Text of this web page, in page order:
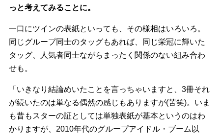
っと考えてみることに。
一口にツインの表紙といっても、その様相はいろいろ。
同じグループ同士のタッグもあれば、同じ栄冠に輝いた
タッグ、人気者同士ながらまったく関係のない組み合わ
せも。
「いきなり結論めいたことを言っちゃいますと、3冊それ
が続いたのは単なる偶然の感じもありますが(苦笑)。いま
も昔もスターの証としては単独表紙が基本というのはわ
かりますが、2010年代のグループアイドル・ブーム以